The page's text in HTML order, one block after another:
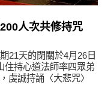
人次共修持咒
21天的閉關於4月26日
住持心道法師率四眾弟
虔誠持誦〈大悲咒〉